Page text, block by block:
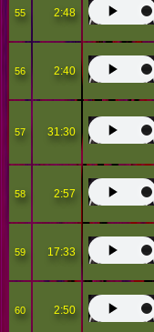
55 2:48
56 2:40
57 31:30
58 2:57
59 17:33
60 2:50